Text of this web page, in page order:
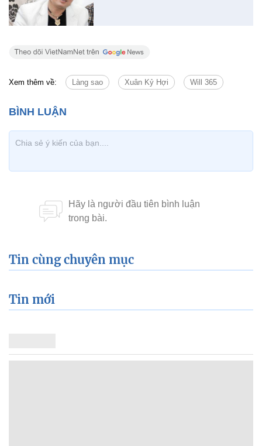
Xem thêm về: Làng sao Xuân Kỷ Hợi Will 365
Tin cùng chuyên mục
Tin mới